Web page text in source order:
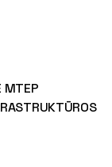
MTEP